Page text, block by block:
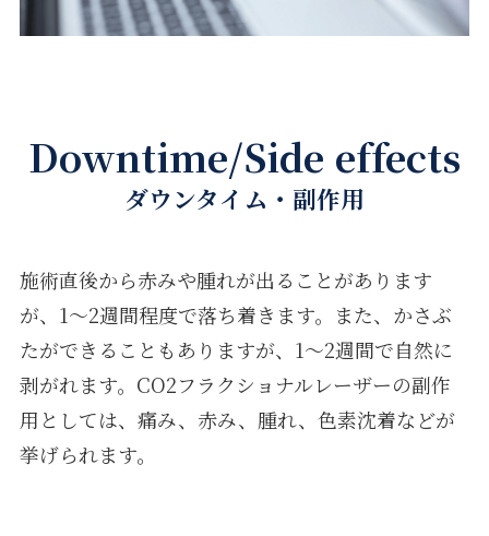
Downtime/Side effects
ダウンタイム・副作用
施術直後から赤みや腫れが出ることがあります
が、1〜2週間程度で落ち着きます。また、かさぶ
たができることもありますが、1〜2週間で自然に
剥がれます。CO2フラクショナルレーザーの副作
用としては、痛み、赤み、腫れ、色素沈着などが
挙げられます。